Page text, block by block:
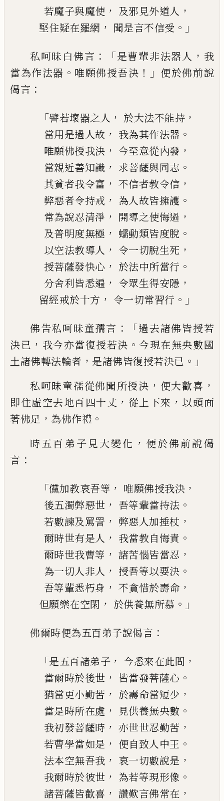
若魔子與魔使 ， 及邪見外道人 ，
堅住疑在羅網 ， 聞是言不信受 。」
私呵昧白佛言 ：「是曹輩非法器人 ， 我
當為作法器 。 唯願佛授吾決 ！」 便於佛前說
偈言 ：
「譬若壞器之人 ， 於大法不能持 ，
當用是過人故 ， 我為其作法器 。
唯願佛授我決 ， 今至意從內發 ，
當親近善知識 ， 求菩薩與同志 。
其貧者我令富 ， 不信者教令信 ，
弊惡者令持戒 ， 為人故皆擁護 。
常為說忍清淨 ， 開導之使悔過 ，
及普明度無極 ， 蠕動類皆度脫 。
以空法教導人 ， 令一切脫生死 ，
授菩薩發快心 ， 於法中所當行 。
分舍利皆悉遍 ， 令眾生得安隱 ，
留經戒於十方 ， 令一切常習行 。」
佛告私呵昧童孺言 ：「過去諸佛皆授若
決已 ， 我今亦當復授若決 。 今現在無央數國
土諸佛轉法輪者 ， 是諸佛皆復授若決已 。」
私呵昧童孺從佛聞所授決 ， 便大歡喜 ，
即住虛空去地百四十丈 ， 從上下來 ， 以頭面
著佛足 ， 為佛作禮 。
時五百弟子見大變化 ， 便於佛前說偈
言 ：
「儻加教哀吾等 ， 唯願佛授我決 ，
後五濁弊惡世 ， 吾等輩當持法 。
若數諫及罵詈 ， 弊惡人加捶杖 ，
爾時世有是人 ， 我當教自悔責 。
爾時世我曹等 ， 諸苦惱皆當忍 ，
為一切人非人 ， 授吾等以要決 。
吾等輩悉朽身 ， 不貪惜於壽命 ，
但願樂在空閑 ， 於供養無所慕 。」
佛爾時便為五百弟子說偈言 ：
「是五百諸弟子 ， 今悉來在此間 ，
當爾時於後世 ， 皆當發菩薩心 。
猶當更小勤苦 ， 於壽命當短少 ，
當是時所在處 ， 見供養無央數 。
我初發菩薩時 ， 亦世世忍勤苦 ，
若曹學當如是 ， 便自致人中王 。
法本空無吾我 ， 哀一切數說是 ，
我爾時於彼世 ， 為若等現形像 。
諸菩薩皆歡喜 ， 讚歎言佛常在 ，